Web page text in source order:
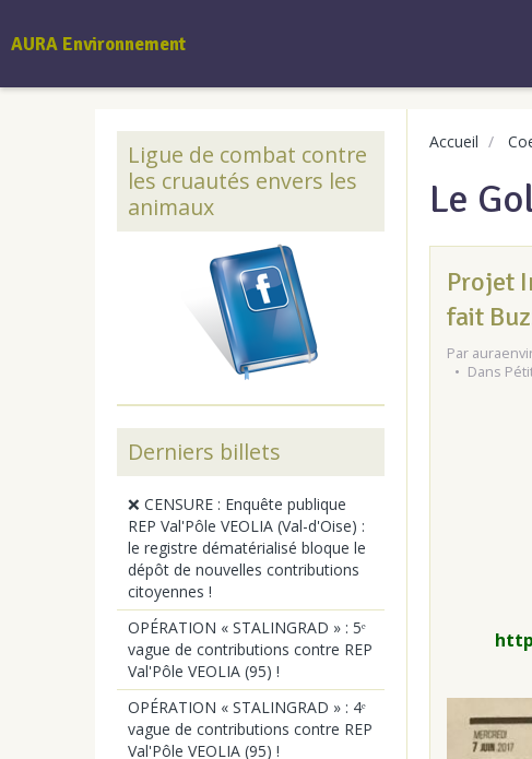
AURA Environnement
Accueil
Le
Projet
fait
Par
Dans
Ligue de combat contre
les cruautés envers les
animaux
Derniers billets
❌ CENSURE : Enquête publique
REP Val'Pôle VEOLIA (Val-d'Oise) :
le registre dématérialisé bloque le
dépôt de nouvelles contributions
citoyennes !
OPÉRATION « STALINGRAD » : 5ᵉ
vague de contributions contre REP
Val'Pôle VEOLIA (95) !
OPÉRATION « STALINGRAD » : 4ᵉ
vague de contributions contre REP
Val'Pôle VEOLIA (95) !